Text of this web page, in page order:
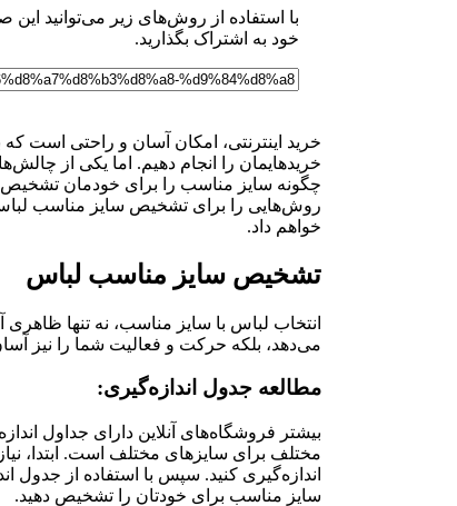
با استفاده از روش‌های زیر می‌توانید این
خود به اشتراک بگذارید.
خرید اینترنتی، امکان آسان و راحتی است که
خریدهایمان را انجام دهیم. اما یکی از
چگونه سایز مناسب را برای خودمان تشخیص
روش‌هایی را برای تشخیص سایز مناسب لباس
خواهم داد.
تشخیص سایز مناسب لباس
انتخاب لباس با سایز مناسب، نه تنها
می‌دهد، بلکه حرکت و فعالیت شما را نیز
مطالعه جدول اندازه‌گیری:
بیشتر فروشگاه‌های آنلاین دارای جداول
مختلف برای سایزهای مختلف است. ابتدا،
اندازه‌گیری کنید. سپس با استفاده از جدول
سایز مناسب برای خودتان را تشخیص دهید.